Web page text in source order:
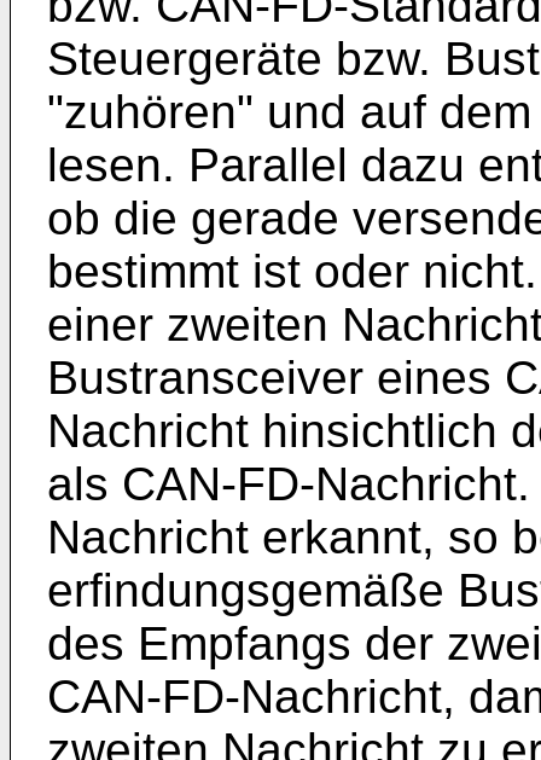
Steuergeräte bzw.
"zuhören" und auf
lesen. Parallel dazu
ob die gerade
bestimmt ist oder
einer zweiten
Bustransceiver eines
Nachricht hinsichtlich
als CAN-FD-
Nachricht erkannt, so
erfindungsgemäße
des Empfangs der
CAN-FD-Nachricht,